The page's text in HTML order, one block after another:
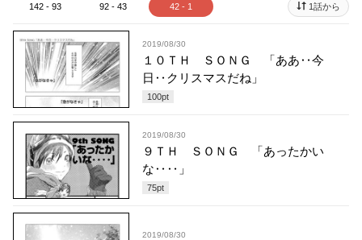
142 - 93 92 - 43 42 - 1 1話から
2019/08/30
１０ＴＨ ＳＯＮＧ 「ああ‥今
日‥クリスマスだね」
100pt
2019/08/30
９ＴＨ ＳＯＮＧ 「あったかい
な‥‥」
75pt
2019/08/30